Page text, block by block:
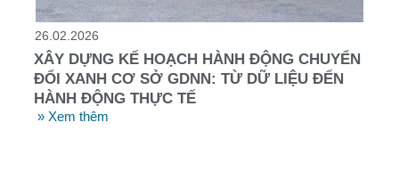
26.02.2026
XÂY DỰNG KẾ HOẠCH HÀNH ĐỘNG CHUYỂN
ĐỔI XANH CƠ SỞ GDNN: TỪ DỮ LIỆU ĐẾN
HÀNH ĐỘNG THỰC TẾ
» Xem thêm